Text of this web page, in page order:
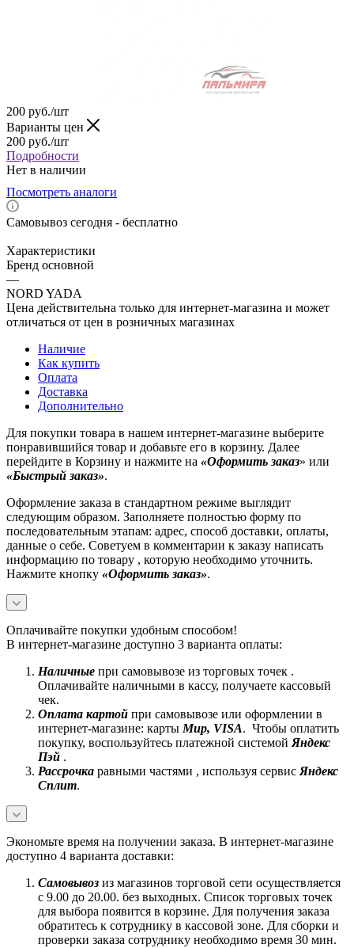
200 руб./шт
Варианты цен
200 руб./шт
Подробности
Нет в наличии
Посмотреть аналоги
Самовывоз сегодня - бесплатно
Характеристики
Бренд основной
—
NORD YADA
Цена действительна только для интернет-магазина и может
отличаться от цен в розничных магазинах
Наличие
Как купить
Оплата
Доставка
Дополнительно
Для покупки товара в нашем интернет-магазине выберите
понравившийся товар и добавьте его в корзину. Далее
перейдите в Корзину и нажмите на «Оформить заказ» или
«Быстрый заказ».
Оформление заказа в стандартном режиме выглядит
следующим образом. Заполняете полностью форму по
последовательным этапам: адрес, способ доставки, оплаты,
данные о себе. Советуем в комментарии к заказу написать
информацию по товару , которую необходимо уточнить.
Нажмите кнопку «Оформить заказ».
Оплачивайте покупки удобным способом!
В интернет-магазине доступно 3 варианта оплаты:
Наличные при самовывозе из торговых точек .
Оплачивайте наличными в кассу, получаете кассовый
чек.
Оплата картой при самовывозе или оформлении в
интернет-магазине: карты Mир, VISA. Чтобы оплатить
покупку, воспользуйтесь платежной системой Яндекс
Пэй .
Рассрочка равными частями , используя сервис Яндекс
Сплит.
Экономьте время на получении заказа. В интернет-магазине
доступно 4 варианта доставки:
Самовывоз из магазинов торговой сети осуществляется
с 9.00 до 20.00. без выходных. Список торговых точек
для выбора появится в корзине. Для получения заказа
обратитесь к сотруднику в кассовой зоне. Для сборки и
проверки заказа сотруднику необходимо время 30 мин.